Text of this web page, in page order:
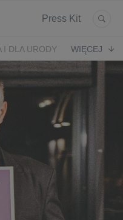
Press Kit
I DLA URODY
MALINA
2023
WIĘCEJ